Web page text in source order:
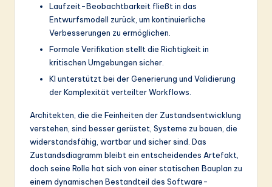
Laufzeit-Beobachtbarkeit fließt in das
Entwurfsmodell zurück, um kontinuierliche
Verbesserungen zu ermöglichen.
Formale Verifikation stellt die Richtigkeit in
kritischen Umgebungen sicher.
KI unterstützt bei der Generierung und Validierung
der Komplexität verteilter Workflows.
Architekten, die die Feinheiten der Zustandsentwicklung
verstehen, sind besser gerüstet, Systeme zu bauen, die
widerstandsfähig, wartbar und sicher sind. Das
Zustandsdiagramm bleibt ein entscheidendes Artefakt,
doch seine Rolle hat sich von einer statischen Bauplan zu
einem dynamischen Bestandteil des Software-